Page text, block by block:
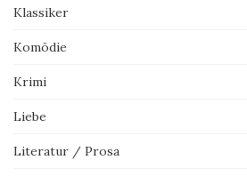
Klassiker
Komödie
Krimi
Liebe
Literatur / Prosa